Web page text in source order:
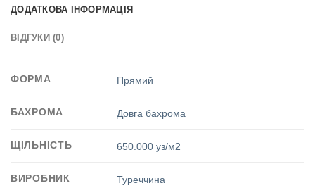
ДОДАТКОВА ІНФОРМАЦІЯ
ВІДГУКИ (0)
ФОРМА Прямий
БАХРОМА Довга бахрома
ЩІЛЬНІСТЬ 650.000 уз/м2
ВИРОБНИК Туреччина